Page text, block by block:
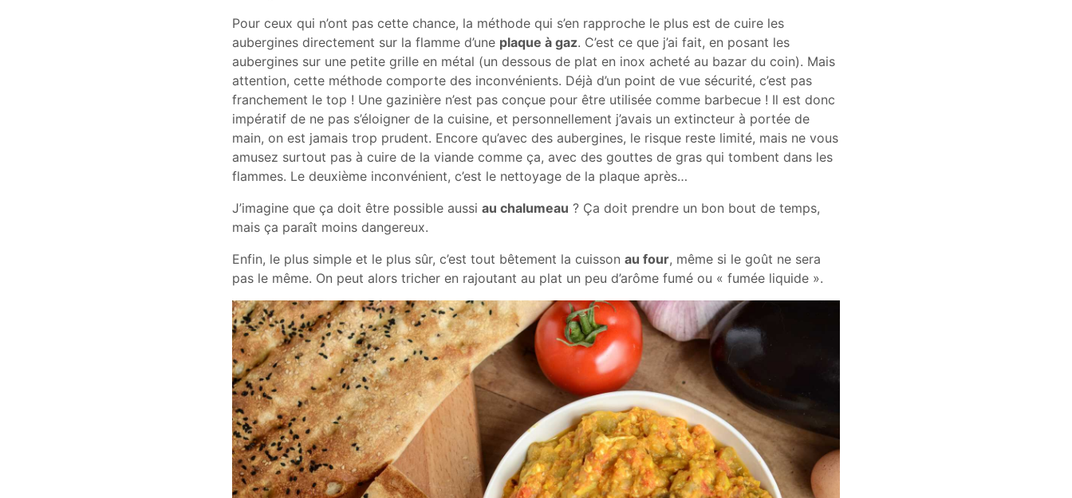
Pour ceux qui n’ont pas cette chance, la méthode qui s’en rapproche le plus est de cuire les
aubergines directement sur la flamme d’une plaque à gaz. C’est ce que j’ai fait, en posant les
aubergines sur une petite grille en métal (un dessous de plat en inox acheté au bazar du coin). Mais
attention, cette méthode comporte des inconvénients. Déjà d’un point de vue sécurité, c’est pas
franchement le top ! Une gazinière n’est pas conçue pour être utilisée comme barbecue ! Il est donc
impératif de ne pas s’éloigner de la cuisine, et personnellement j’avais un extincteur à portée de
main, on est jamais trop prudent. Encore qu’avec des aubergines, le risque reste limité, mais ne vous
amusez surtout pas à cuire de la viande comme ça, avec des gouttes de gras qui tombent dans les
flammes. Le deuxième inconvénient, c’est le nettoyage de la plaque après…
J’imagine que ça doit être possible aussiau chalumeau ? Ça doit prendre un bon bout de temps,
mais ça paraît moins dangereux.
Enfin, le plus simple et le plus sûr, c’est tout bêtement la cuissonau four, même si le goût ne sera
pas le même. On peut alors tricher en rajoutant au plat un peu d’arôme fumé ou « fumée liquide ».